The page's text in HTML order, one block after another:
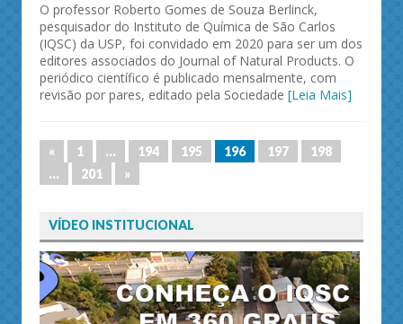
O professor Roberto Gomes de Souza Berlinck,
pesquisador do Instituto de Química de São Carlos
(IQSC) da USP, foi convidado em 2020 para ser um dos
editores associados do Journal of Natural Products. O
periódico científico é publicado mensalmente, com
revisão por pares, editado pela Sociedade [Leia Mais]
« 1 … 194 195 196 197
198
…
201 »
VÍDEO INSTITUCIONAL